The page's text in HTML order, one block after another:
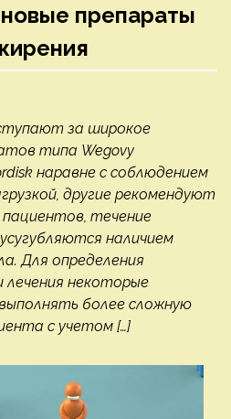
препараты
за широкое
типа Wegovy
наравне с соблюдением
другие рекомендуют
течение
наличием
Для определения
некоторые
более сложную
с учетом […]